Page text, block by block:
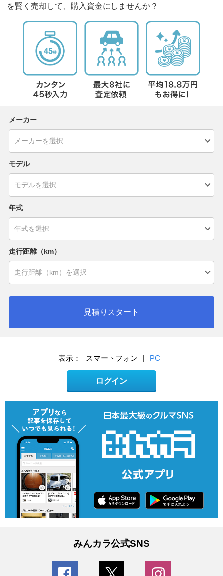
を賢く売却して、購入資金にしませんか？
メーカー
モデル
年式
走行距離（km）
見積りスタート
表示： スマートフォン | PC
ログイン
みんカラ公式SNS